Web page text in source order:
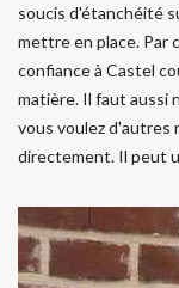
soucis d'étanchéité
mettre en place. Par
confiance à Castel
matière. Il faut aussi
vous voulez d'autres
directement. Il peut